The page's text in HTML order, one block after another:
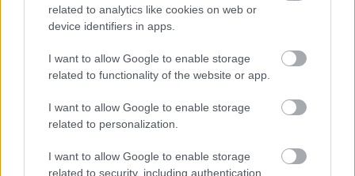
related to analytics like cookies on web or
device identifiers in apps.
I want to allow Google to enable storage
related to functionality of the website or app.
I want to allow Google to enable storage
related to personalization.
I want to allow Google to enable storage
related to security, including authentication
eltiltását később egy franciaországi fellebbezés
után hatályon kívül helyezték.
2023-ban Massa bejelentette, hogy jogi eljárást
indít a FIA, a Formula One Management és
Ecclestone ellen a 2008-as világbajnokság
ügyében.